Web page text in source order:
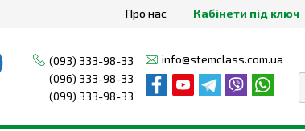
Про нас Кабінети під ключ
(093) 333-98-33
(096) 333-98-33
(099) 333-98-33
info@stemclass.com.ua